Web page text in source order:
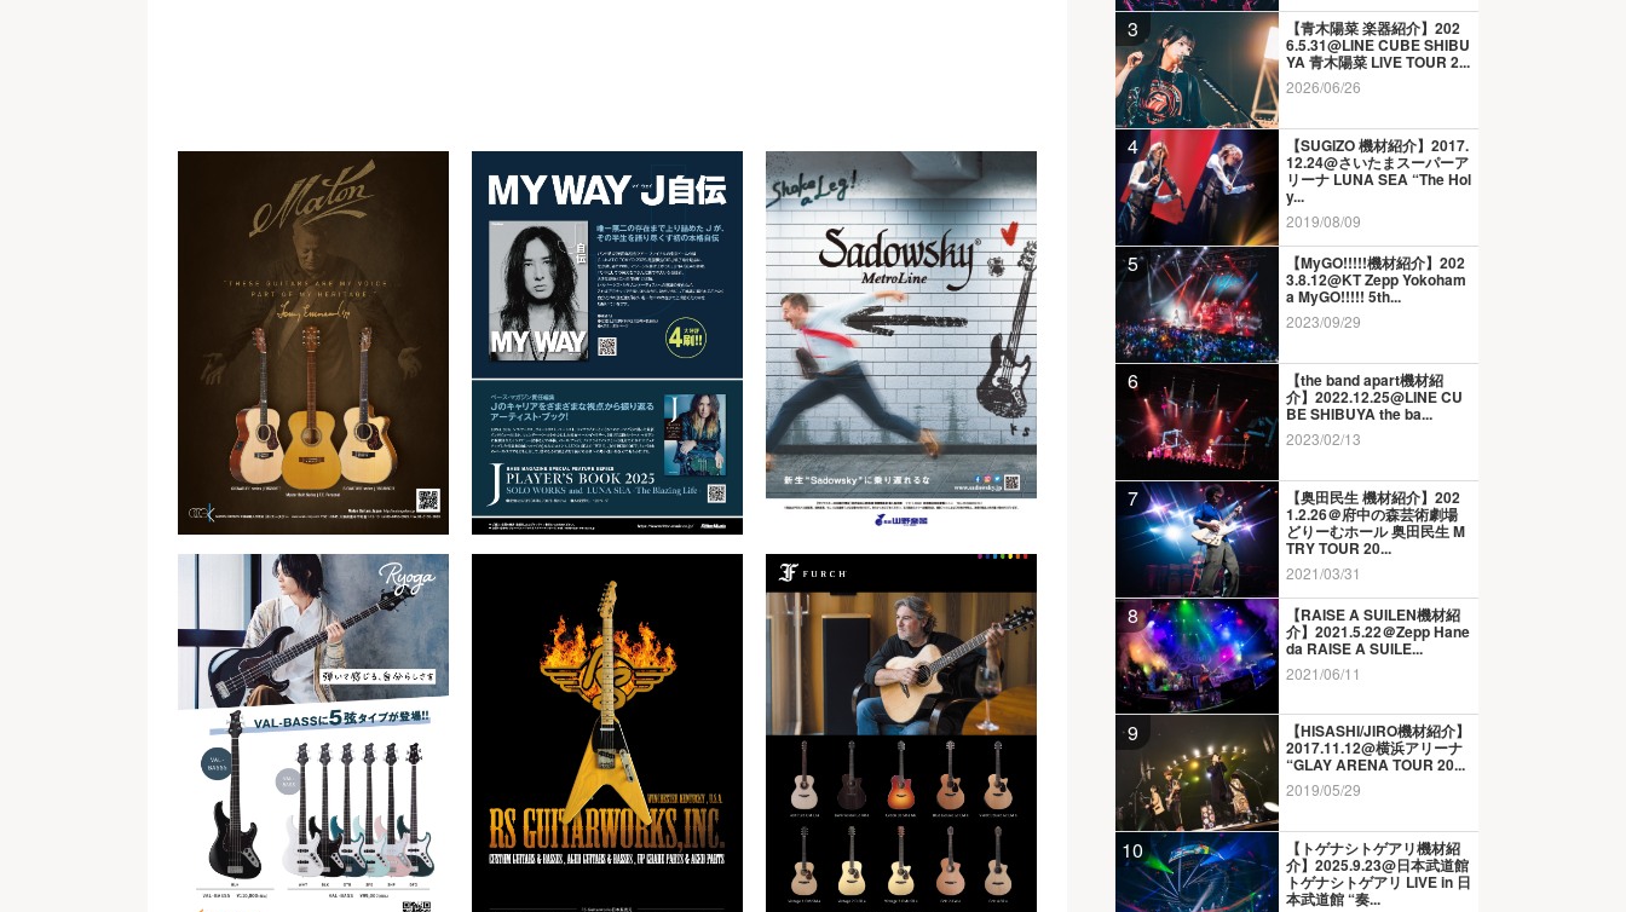
3 【青木陽菜 楽器紹介】202
6.5.31@LINE CUBE SHIBU
YA 青木陽菜 LIVE TOUR 2...
2026/06/26
4 【SUGIZO 機材紹介】2017.
12.24@さいたまスーパーア
リーナ LUNA SEA “The Hol
y...
2019/08/09
5 【MyGO!!!!!機材紹介】202
3.8.12@KT Zepp Yokoham
a MyGO!!!!! 5th...
2023/09/29
6 【the band apart機材紹
介】2022.12.25@LINE CU
BE SHIBUYA the ba...
2023/02/13
7 【奥田民生 機材紹介】202
1.2.26＠府中の森芸術劇場
どりーむホール 奥田民生 M
TRY TOUR 20...
2021/03/31
8 【RAISE A SUILEN機材紹
介】2021.5.22＠Zepp Hane
da RAISE A SUILE...
2021/06/11
9 【HISASHI/JIRO機材紹介】
2017.11.12@横浜アリーナ
“GLAY ARENA TOUR 20...
2019/05/29
10 【トゲナシトゲアリ機材紹
介】2025.9.23@日本武道館
トゲナシトゲアリ LIVE in 日
本武道館 “奏...